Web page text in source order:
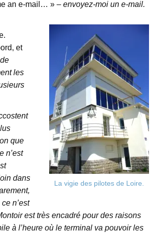
an e-mail… »– envoyez-moi un e-mail.
La vigie des pilotes de Loire.
et
les
que
n’est
dans
n’est
est très encadré pour des raisons
à l’heure où le terminal va pouvoir les